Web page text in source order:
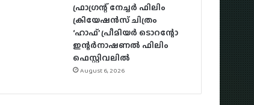
ഫ്രാഗ്രന്റ് നേച്ചര്‍ ഫിലിം
ക്രിയേഷന്‍സ് ചിത്രം
‘ഹാഫ്’ പ്രീമിയര്‍ ടൊറന്റോ
ഇന്റര്‍നാഷണല്‍ ഫിലിം
ഫെസ്റ്റിവലില്‍
August 6, 2026